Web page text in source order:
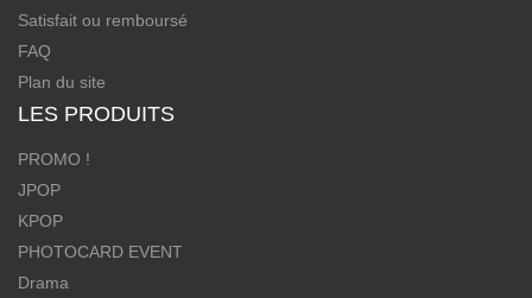
Satisfait ou remboursé
FAQ
Plan du site
LES PRODUITS
PROMO !
JPOP
KPOP
PHOTOCARD EVENT
Drama